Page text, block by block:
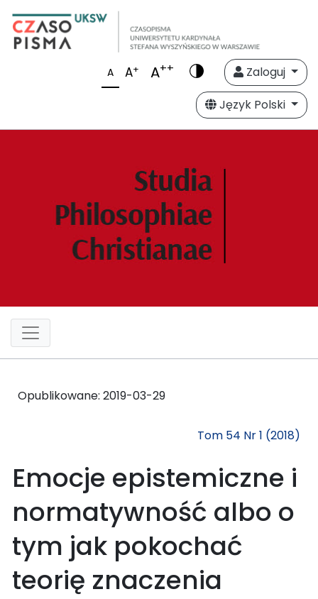
A A+ A++
Zaloguj
Język Polski
Opublikowane: 2019-03-29
Tom 54 Nr 1 (2018)
Emocje epistemiczne i
normatywność albo o
tym jak pokochać
teorię znaczenia